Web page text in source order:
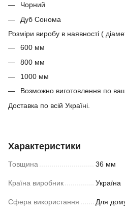
Чорний
Дуб Сонома
Розміри виробу в наявності (
600 мм
800 мм
1000 мм
Возможно виготовлення по
Доставка по всій Україні.
Характеристики
Товщина 36 мм
Країна виробник Україна
Сфера використання Для